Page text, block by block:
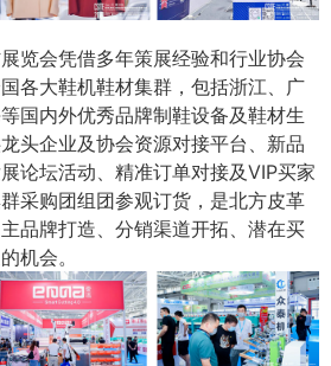
览会凭借多年策展经验和行业协会
各大鞋机鞋材集群，包括浙江、广
国内外优秀品牌制鞋设备及鞋材生
头企业及协会资源对接平台、新品
论坛活动、精准订单对接及VIP买家
采购团组团参观订货，是北方皮革
品牌打造、分销渠道开拓、潜在买
机会。